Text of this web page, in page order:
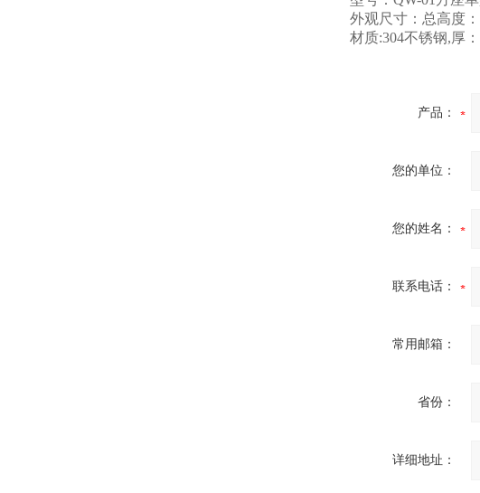
外观尺寸：总高度：
材质:304不锈钢,厚
产品：
您的单位：
您的姓名：
联系电话：
常用邮箱：
省份：
详细地址：